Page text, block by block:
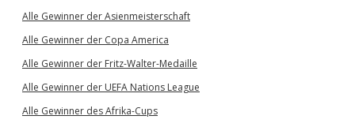
Alle Gewinner der Asienmeisterschaft
Alle Gewinner der Copa America
Alle Gewinner der Fritz-Walter-Medaille
Alle Gewinner der UEFA Nations League
Alle Gewinner des Afrika-Cups